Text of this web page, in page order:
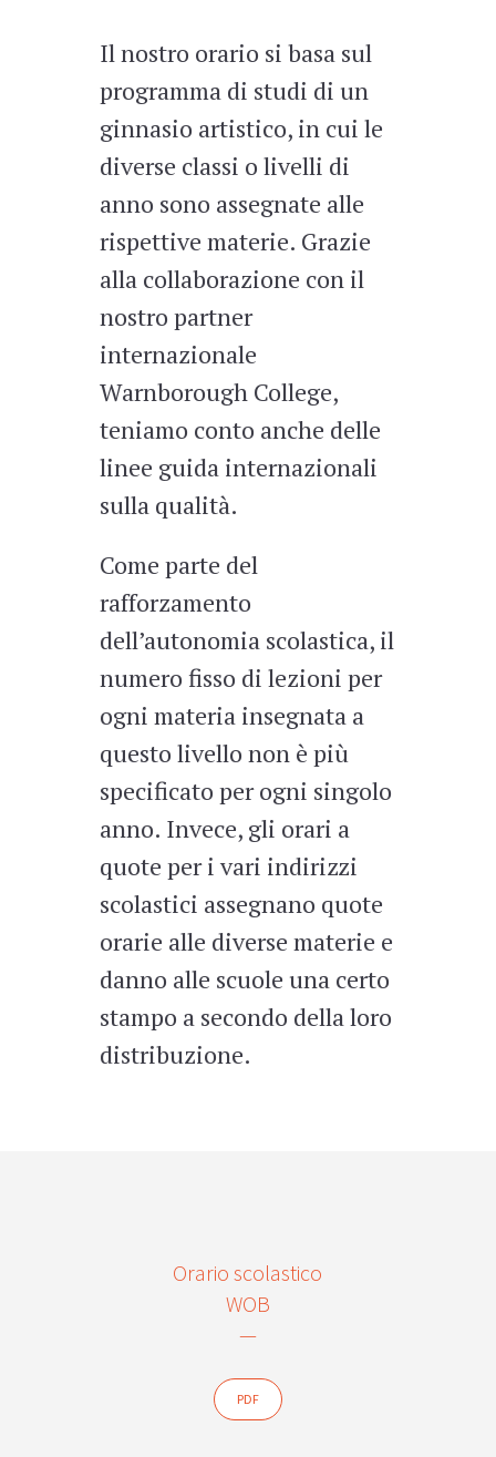
Il nostro orario si basa sul
programma di studi di un
ginnasio artistico, in cui le
diverse classi o livelli di
anno sono assegnate alle
rispettive materie. Grazie
alla collaborazione con il
nostro partner
internazionale
Warnborough College,
teniamo conto anche delle
linee guida internazionali
sulla qualità.
Come parte del
rafforzamento
dell’autonomia scolastica, il
numero fisso di lezioni per
ogni materia insegnata a
questo livello non è più
specificato per ogni singolo
anno. Invece, gli orari a
quote per i vari indirizzi
scolastici assegnano quote
orarie alle diverse materie e
danno alle scuole una certo
stampo a secondo della loro
distribuzione.
Orario scolastico
WOB
—
PDF